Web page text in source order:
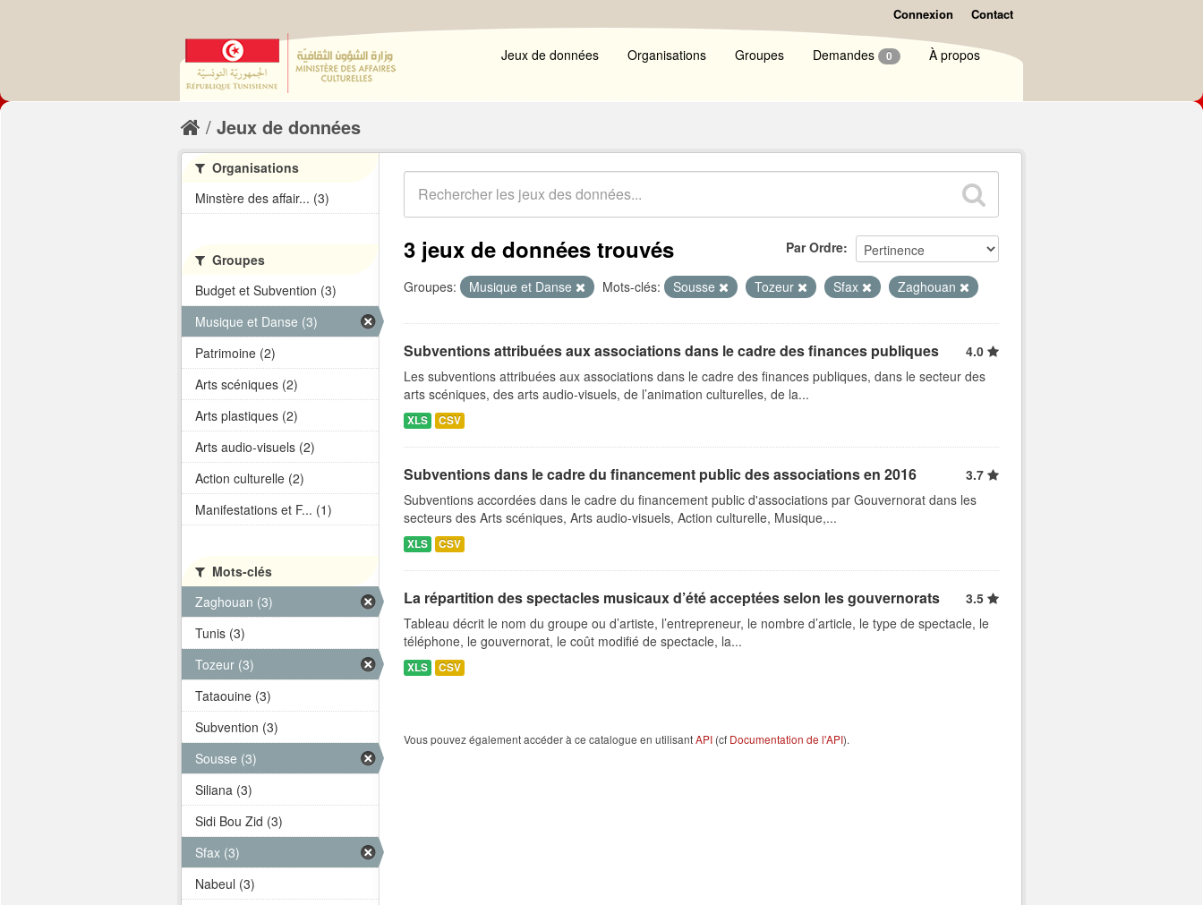
Connexion Contact
Jeux de données Organisations Groupes Demandes 0 À propos
Jeux de données
Par Ordre
3 jeux de données trouvés
Groupes: Musique et Danse Mots-clés: Sousse Tozeur Sfax Zaghouan
Subventions attribuées aux associations dans le cadre des finances publiques
4.0
Les subventions attribuées aux associations dans le cadre des finances publiques, dans le secteur des
arts scéniques, des arts audio-visuels, de l’animation culturelles, de la...
XLS CSV
Subventions dans le cadre du financement public des associations en 2016
3.7
Subventions accordées dans le cadre du financement public d'associations par Gouvernorat dans les
secteurs des Arts scéniques, Arts audio-visuels, Action culturelle, Musique,...
XLS CSV
La répartition des spectacles musicaux d’été acceptées selon les gouvernorats
3.5
Tableau décrit le nom du groupe ou d’artiste, l’entrepreneur, le nombre d’article, le type de spectacle, le
téléphone, le gouvernorat, le coût modifié de spectacle, la...
XLS CSV
Vous pouvez également accéder à ce catalogue en utilisantAPI (cf Documentation de l'API).
Organisations
Minstère des affair... (3)
Groupes
Budget et Subvention (3)
Musique et Danse (3)
Patrimoine (2)
Arts scéniques (2)
Arts plastiques (2)
Arts audio-visuels (2)
Action culturelle (2)
Manifestations et F... (1)
Mots-clés
Zaghouan (3)
Tunis (3)
Tozeur (3)
Tataouine (3)
Subvention (3)
Sousse (3)
Siliana (3)
Sidi Bou Zid (3)
Sfax (3)
Nabeul (3)